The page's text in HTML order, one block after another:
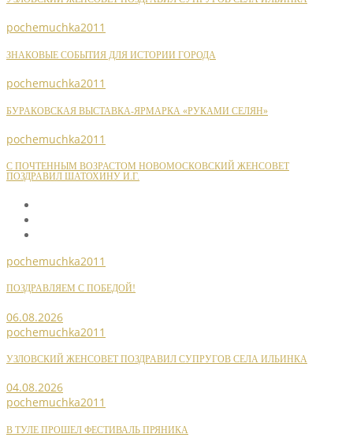
pochemuchka2011
ЗНАКОВЫЕ СОБЫТИЯ ДЛЯ ИСТОРИИ ГОРОДА
pochemuchka2011
БУРАКОВСКАЯ ВЫСТАВКА-ЯРМАРКА «РУКАМИ СЕЛЯН»
pochemuchka2011
С ПОЧТЕННЫМ ВОЗРАСТОМ НОВОМОСКОВСКИЙ ЖЕНСОВЕТ
ПОЗДРАВИЛ ШАТОХИНУ И.Г.
pochemuchka2011
ПОЗДРАВЛЯЕМ С ПОБЕДОЙ!
06.08.2026
pochemuchka2011
УЗЛОВСКИЙ ЖЕНСОВЕТ ПОЗДРАВИЛ СУПРУГОВ СЕЛА ИЛЬИНКА
04.08.2026
pochemuchka2011
В ТУЛЕ ПРОШЕЛ ФЕСТИВАЛЬ ПРЯНИКА